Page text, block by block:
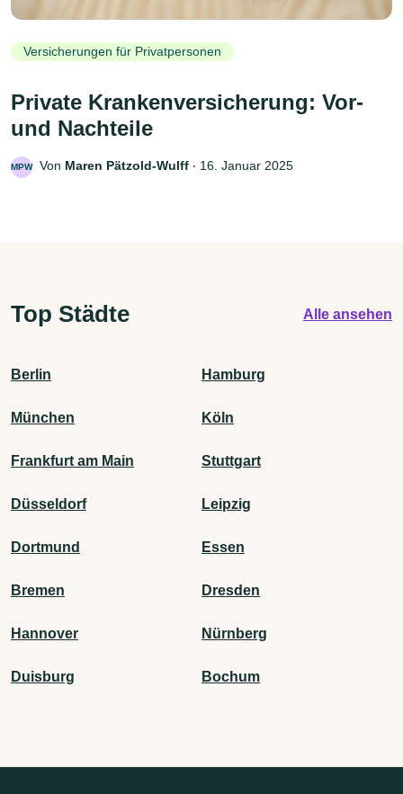
Versicherungen für Privatpersonen
Private Krankenversicherung: Vor-
und Nachteile
MPW Von Maren Pätzold-Wulff ‧ 16. Januar 2025
Top Städte Alle ansehen
Berlin Hamburg
München Köln
Frankfurt am Main Stuttgart
Düsseldorf Leipzig
Dortmund Essen
Bremen Dresden
Hannover Nürnberg
Duisburg Bochum